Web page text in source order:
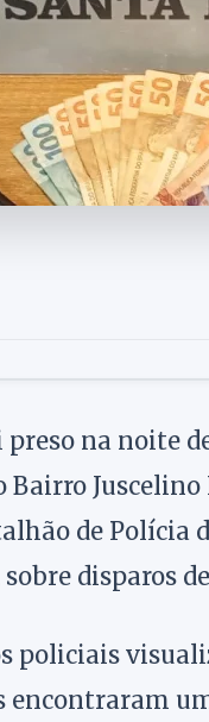
preso na noite
Bairro
de Polícia
disparos
policiais
encontraram